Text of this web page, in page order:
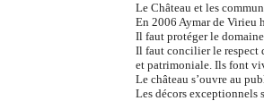
Le Château et les
En 2006 Aymar de Virieu
Il faut protéger le
Il faut concilier le respect
et patrimoniale. Ils font
Le château s’ouvre au
Les décors exceptionnels